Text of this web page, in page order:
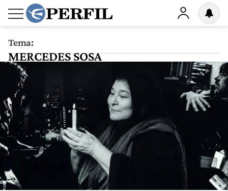
Tema:
MERCEDES SOSA